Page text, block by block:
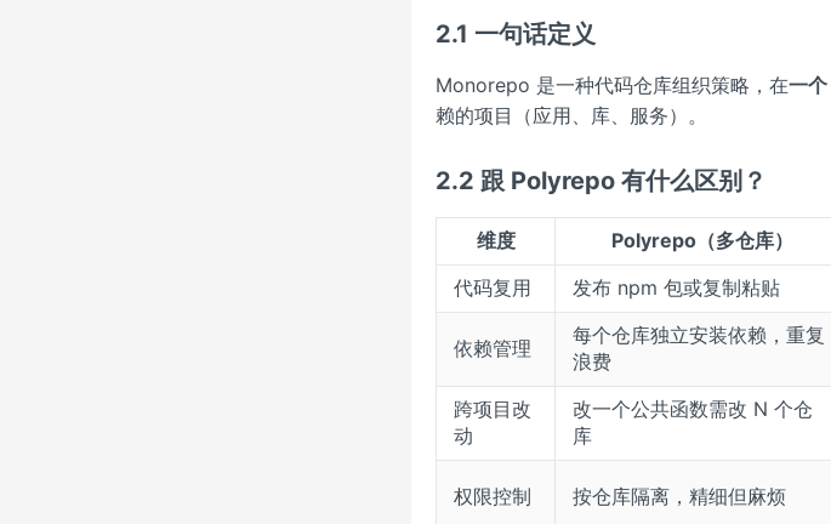
2.1 一句话定义
Monorepo 是一种代码仓库组织策略，在一
赖的项目（应用、库、服务）。
2.2 跟 Polyrepo 有什么区别？
维度 Polyrepo（多仓库）
代码复用
发布 npm 包或复制粘贴
依赖管理
每个仓库独立安装依赖，重复
浪费
跨项目改
动
改一个公共函数需改 N 个仓
库
权限控制 按仓库隔离，精细但麻烦